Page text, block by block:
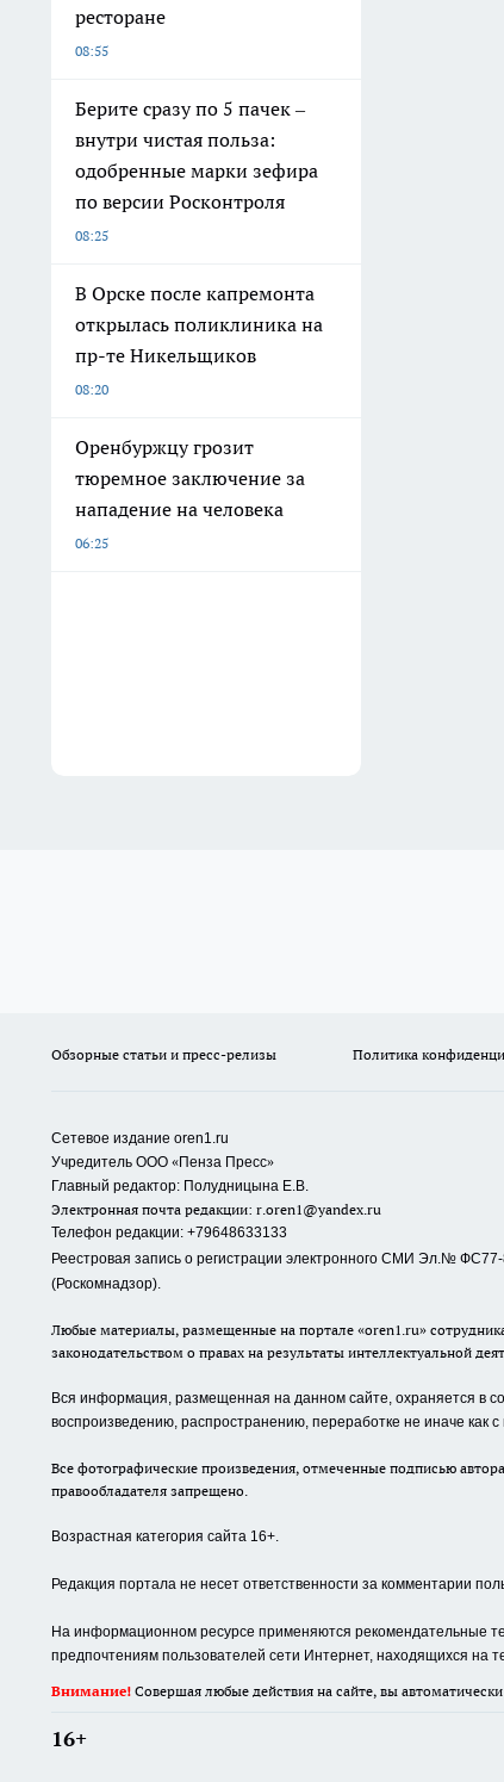
ресторане
08:55
Берите сразу по 5 пачек –
внутри чистая польза:
одобренные марки зефира
по версии Росконтроля
08:25
В Орске после капремонта
открылась поликлиника на
пр-те Никельщиков
08:20
Оренбуржцу грозит
тюремное заключение за
нападение на человека
06:25
Обзорные статьи и пресс-релизы Политика
Сетевое издание oren1.ru
Учредитель ООО «Пенза Пресс»
Главный редактор: Полудницына Е.В.
Электронная почта редакции: r.oren1@yandex.ru
Телефон редакции: +79648633133
Реестровая запись о регистрации электронного СМИ Эл.№
(Роскомнадзор).
Любые материалы, размещенные на портале «oren1.ru»
законодательством о правах на результаты интеллектуальной
Вся информация, размещенная на данном сайте, охраняется в
воспроизведению, распространению, переработке не иначе как
Все фотографические произведения, отмеченные подписью
правообладателя запрещено.
Возрастная категория сайта 16+.
Редакция портала не несет ответственности за комментарии
На информационном ресурсе применяются рекомендательные
предпочтениям пользователей сети Интернет, находящихся на
Внимание! Совершая любые действия на сайте, вы
16+